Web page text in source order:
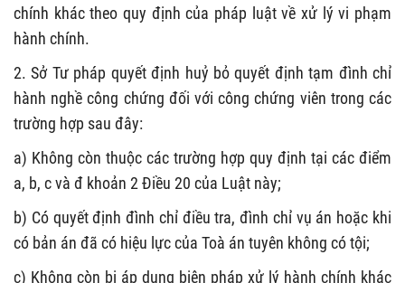
chính khác theo quy định của pháp luật về xử lý vi phạm
hành chính.
2. Sở Tư pháp quyết định huỷ bỏ quyết định tạm đình chỉ
hành nghề công chứng đối với công chứng viên trong các
trường hợp sau đây:
a) Không còn thuộc các trường hợp quy định tại các điểm
a, b, c và đ khoản 2 Điều 20 của Luật này;
b) Có quyết định đình chỉ điều tra, đình chỉ vụ án hoặc khi
có bản án đã có hiệu lực của Toà án tuyên không có tội;
c) Không còn bị áp dụng biện pháp xử lý hành chính khác